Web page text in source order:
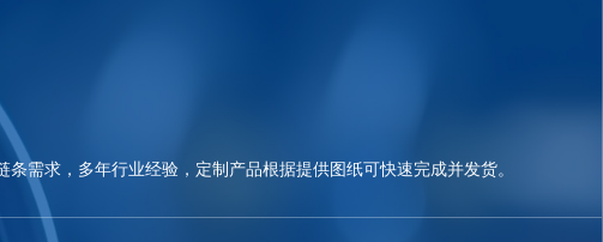
条需求，多年行业经验，定制产品根据提供图纸可快速完成并发货。